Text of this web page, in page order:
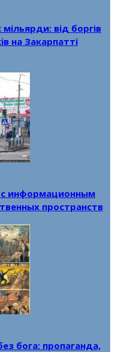
від боргів
на Закарпатті
информационным
пространств
бога: пропаганда,